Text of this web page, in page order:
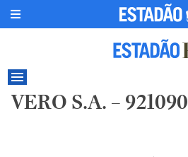
VERO S.A. – 921090